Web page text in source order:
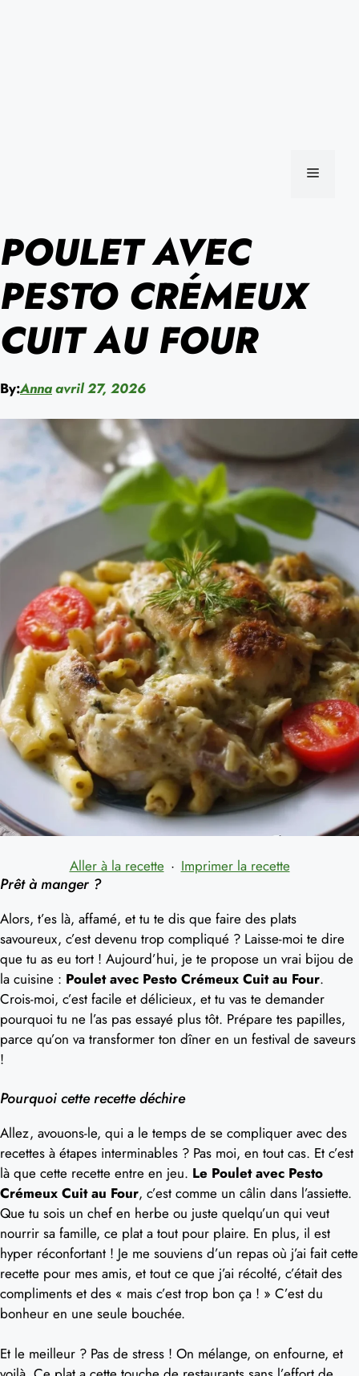
MENU
POULET AVEC
PESTO CRÉMEUX
CUIT AU FOUR
By:Annaavril 27, 2026
Aller à la recette · Imprimer la recette
Prêt à manger ?
Alors, t’es là, affamé, et tu te dis que faire des plats
savoureux, c’est devenu trop compliqué ? Laisse-moi te dire
que tu as eu tort ! Aujourd’hui, je te propose un vrai bijou de
la cuisine : Poulet avec Pesto Crémeux Cuit au Four.
Crois-moi, c’est facile et délicieux, et tu vas te demander
pourquoi tu ne l’as pas essayé plus tôt. Prépare tes papilles,
parce qu’on va transformer ton dîner en un festival de saveurs
!
Pourquoi cette recette déchire
Allez, avouons-le, qui a le temps de se compliquer avec des
recettes à étapes interminables ? Pas moi, en tout cas. Et c’est
là que cette recette entre en jeu. Le Poulet avec Pesto
Crémeux Cuit au Four, c’est comme un câlin dans l’assiette.
Que tu sois un chef en herbe ou juste quelqu’un qui veut
nourrir sa famille, ce plat a tout pour plaire. En plus, il est
hyper réconfortant ! Je me souviens d’un repas où j’ai fait cette
recette pour mes amis, et tout ce que j’ai récolté, c’était des
compliments et des « mais c’est trop bon ça ! » C’est du
bonheur en une seule bouchée.
Et le meilleur ? Pas de stress ! On mélange, on enfourne, et